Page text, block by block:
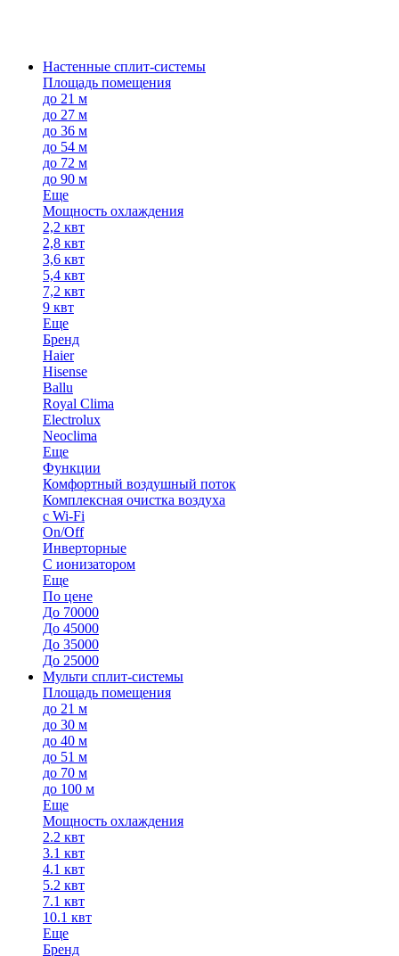
Настенные сплит-системы
Площадь помещения
до 21 м
до 27 м
до 36 м
до 54 м
до 72 м
до 90 м
Еще
Мощность охлаждения
2,2 квт
2,8 квт
3,6 квт
5,4 квт
7,2 квт
9 квт
Еще
Бренд
Haier
Hisense
Ballu
Royal Clima
Electrolux
Neoclima
Еще
Функции
Комфортный воздушный поток
Комплексная очистка воздуха
с Wi-Fi
On/Off
Инверторные
С ионизатором
Еще
По цене
До 70000
До 45000
До 35000
До 25000
Мульти сплит-системы
Площадь помещения
до 21 м
до 30 м
до 40 м
до 51 м
до 70 м
до 100 м
Еще
Мощность охлаждения
2.2 квт
3.1 квт
4.1 квт
5.2 квт
7.1 квт
10.1 квт
Еще
Бренд